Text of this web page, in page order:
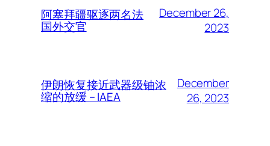
阿塞拜疆驱逐两名法
国外交官
December 26,
2023
伊朗恢复接近武器级铀浓
缩的放缓 – IAEA
December
26, 2023